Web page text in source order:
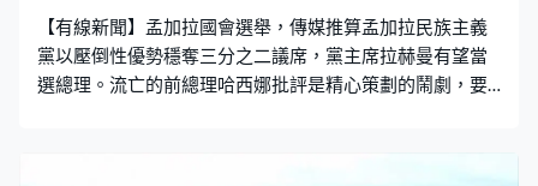
影響企業提供經濟援助。
【有線新聞】孟加拉國會選舉，傳媒推算孟加拉民族主義
黨以壓倒性優勢穩奪三分之二議席，黨主席拉赫曼有望當
選總理。流亡的前總理哈西娜批評是精心策劃的鬧劇，要